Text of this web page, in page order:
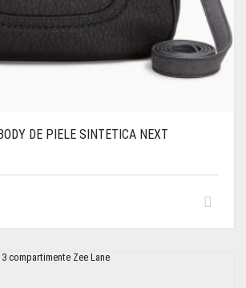
DE PIELE SINTETICA NEXT